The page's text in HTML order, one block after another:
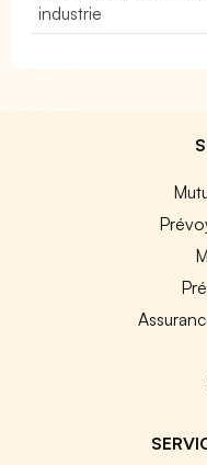
industrie